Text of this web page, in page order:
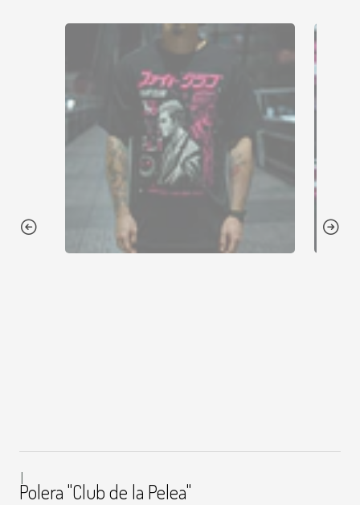
|
Polera "Club de la Pelea"